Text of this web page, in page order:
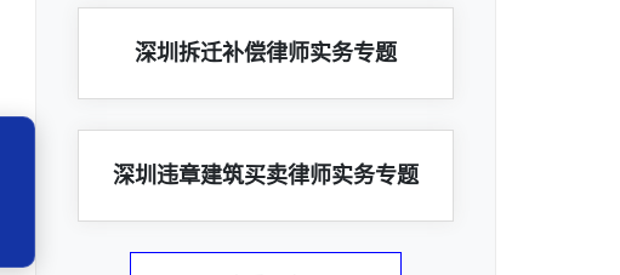
深圳拆迁补偿律师实务专题
深圳违章建筑买卖律师实务专题